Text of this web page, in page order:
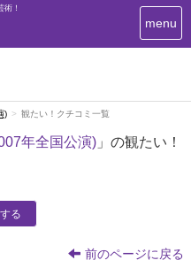
！
T
o
a
i
menu
) 観たい！クチコミ一覧
年全国公演) 」の観たい！
る
前のページに戻る